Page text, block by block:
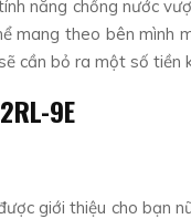
năng chống nước
mang theo bên mình
cần bỏ ra một số tiền
9E
giới thiệu cho bạn